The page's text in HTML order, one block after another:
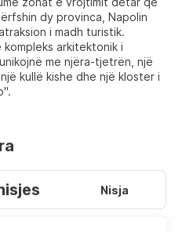
dy provinca, Napolin
i madh turistik.
arkitektonik i
me njëra-tjetrën, një
kullë kishe dhe një kloster i
Nisja